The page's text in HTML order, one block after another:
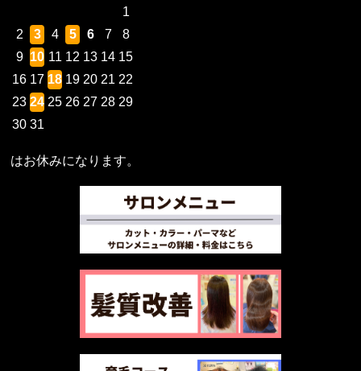
1
2
3 4 5 6 7
8
9 10 11 12 13 14 15
16 17 18 19 20 21 22
23 24 25 26 27 28 29
30 31
はお休みになります。